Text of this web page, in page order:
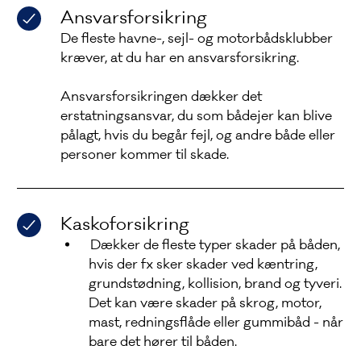
Ansvarsforsikring
De fleste havne-, sejl- og motorbådsklubber
kræver, at du har en ansvarsforsikring.
Ansvarsforsikringen dækker det
erstatningsansvar, du som bådejer kan blive
pålagt, hvis du begår fejl, og andre både eller
personer kommer til skade.
Kaskoforsikring
Dækker de fleste typer skader på båden,
hvis der fx sker skader ved kæntring,
grundstødning, kollision, brand og tyveri.
Det kan være skader på skrog, motor,
mast, redningsflåde eller gummibåd - når
bare det hører til båden.